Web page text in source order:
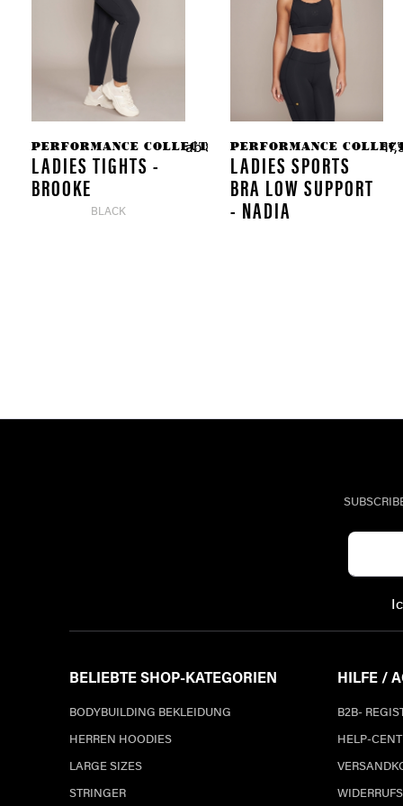
PERFORMANCE COLLECTION
LADIES TIGHTS -
BROOKE
BLACK
ab 89,90 € *PERFORMANCE
LADIES SPORTS
BRA LOW SUPPORT
- NADIA
BELIEBTE SHOP-KATEGORIEN
BODYBUILDING BEKLEIDUNG
HERREN HOODIES
LARGE SIZES
STRINGER
HILFE /
B2B-
HELP-